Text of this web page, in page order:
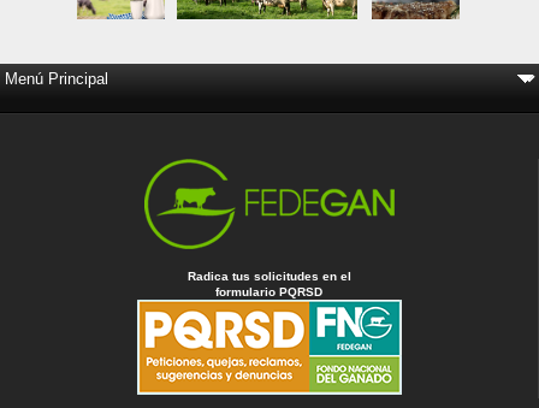
Radica tus solicitudes en el
formulario PQRSD